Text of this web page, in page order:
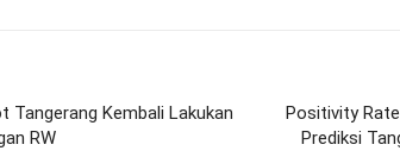
Tangerang Kembali Lakukan
RW
Positivity
Prediksi